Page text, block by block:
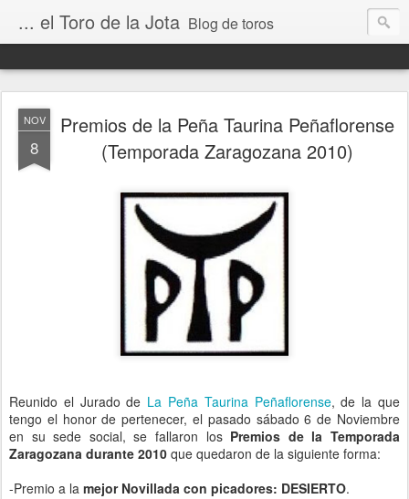
... el Toro de la Jota Blog de toros
NOV
8
Premios de la Peña Taurina Peñaflorense
(Temporada Zaragozana 2010)
Reunido el Jurado de La Peña Taurina Peñaflorense, de la que
tengo el honor de pertenecer, el pasado sábado 6 de Noviembre
en su sede social, se fallaron los Premios de la Temporada
Zaragozana durante 2010 que quedaron de la siguiente forma:
-Premio a la mejor Novillada con picadores: DESIERTO.